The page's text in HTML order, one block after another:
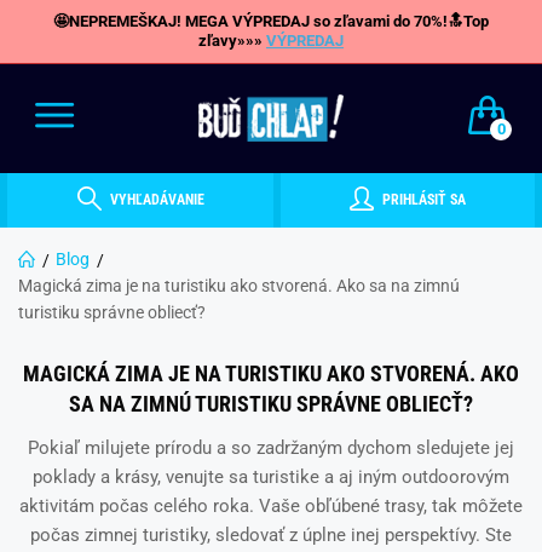
🤩NEPREMEŠKAJ! MEGA VÝPREDAJ so zľavami do 70%!🔝Top
zľavy»»» VÝPREDAJ
0
VYHĽADÁVANIE PRIHLÁSIŤ SA
Blog
Magická zima je na turistiku ako stvorená. Ako sa na zimnú
turistiku správne obliecť?
MAGICKÁ ZIMA JE NA TURISTIKU AKO STVORENÁ. AKO
SA NA ZIMNÚ TURISTIKU SPRÁVNE OBLIECŤ?
Pokiaľ milujete prírodu a so zadržaným dychom sledujete jej
poklady a krásy, venujte sa turistike a aj iným outdoorovým
aktivitám počas celého roka. Vaše obľúbené trasy, tak môžete
počas zimnej turistiky, sledovať z úplne inej perspektívy. Ste